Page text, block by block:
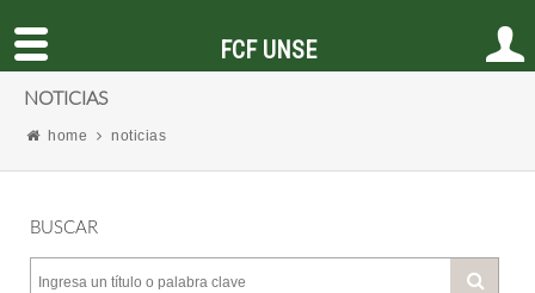
NOTICIAS
home noticias
BUSCAR
FCF UNSE